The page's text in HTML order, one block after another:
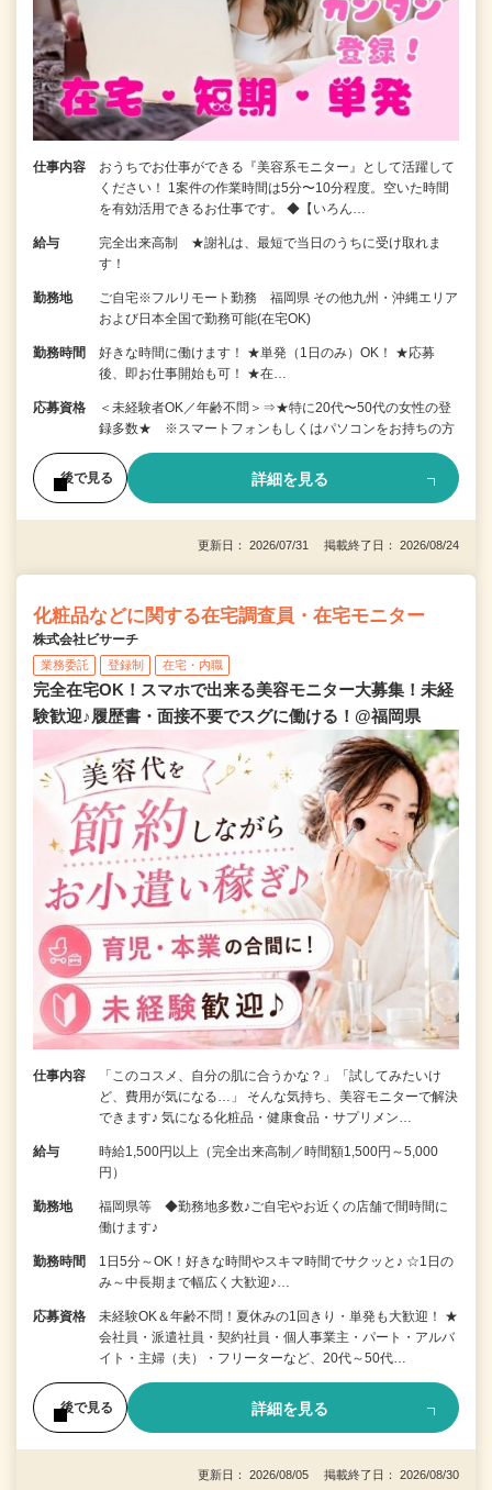
仕事内容
おうちでお仕事ができる『美容系モニター』として活躍して
ください！ 1案件の作業時間は5分〜10分程度。空いた時間
を有効活用できるお仕事です。 ◆【いろん…
給与
完全出来高制 ★謝礼は、最短で当日のうちに受け取れま
す！
勤務地
ご自宅※フルリモート勤務 福岡県 その他九州・沖縄エリア
および日本全国で勤務可能(在宅OK)
勤務時間
好きな時間に働けます！ ★単発（1日のみ）OK！ ★応募
後、即お仕事開始も可！ ★在…
応募資格
＜未経験者OK／年齢不問＞⇒★特に20代〜50代の女性の登
録多数★ ※スマートフォンもしくはパソコンをお持ちの方
後で見る 詳細を見る
更新日： 2026/07/31 掲載終了日： 2026/08/24
化粧品などに関する在宅調査員・在宅モニター
株式会社ビサーチ
業務委託 登録制 在宅・内職
完全在宅OK！スマホで出来る美容モニター大募集！未経
験歓迎♪履歴書・面接不要でスグに働ける！@福岡県
仕事内容
「このコスメ、自分の肌に合うかな？」「試してみたいけ
ど、費用が気になる…」 そんな気持ち、美容モニターで解決
できます♪ 気になる化粧品・健康食品・サプリメン…
給与
時給1,500円以上（完全出来高制／時間額1,500円～5,000
円）
勤務地
福岡県等 ◆勤務地多数♪ご自宅やお近くの店舗で間時間に
働けます♪
勤務時間
1日5分～OK！好きな時間やスキマ時間でサクッと♪ ☆1日の
み～中長期まで幅広く大歓迎♪…
応募資格
未経験OK＆年齢不問！夏休みの1回きり・単発も大歓迎！ ★
会社員・派遣社員・契約社員・個人事業主・パート・アルバ
イト・主婦（夫）・フリーターなど、20代～50代…
後で見る 詳細を見る
更新日： 2026/08/05 掲載終了日： 2026/08/30